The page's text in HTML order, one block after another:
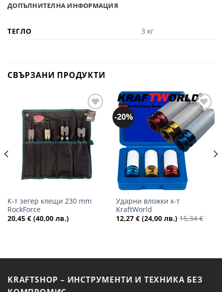
ДОПЪЛНИТЕЛНА ИНФОРМАЦИЯ
ТЕГЛО 3 кг
СВЪРЗАНИ ПРОДУКТИ
Добави
в
желани
К-т зегер клещи 230 mm
RockForce
20,45 € (40,00 лв.)
-20%
Добави
в
желани
Ударни вложки к-т
KraftWorld
12,27 € (24,00 лв.) 15,34€
KRAFTSHOP – ИНСТРУМЕНТИ И ТЕХНИКА БЕЗ